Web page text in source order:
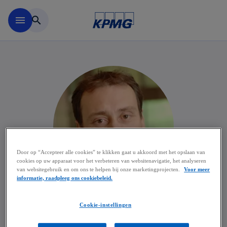
menu search
Eric Warson
Door op “Accepteer alle cookies” te klikken gaat u akkoord met het opslaan van
cookies op uw apparaat voor het verbeteren van websitenavigatie, het analyseren
van websitegebruik en om ons te helpen bij onze marketingprojecten.
Voor meer
informatie, raadpleeg ons cookiebeleid.
Cookie-instellingen